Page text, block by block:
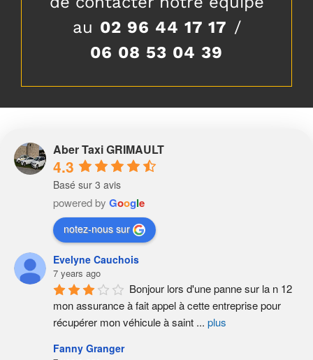
au 02 96 44 17 17 /
06 08 53 04 39
Aber Taxi GRIMAULT
4.3
Basé sur 3 avis
powered by Google
notez-nous sur
Evelyne Cauchois
7 years ago
Bonjour lors d'une panne sur la n 12
mon assurance à fait appel à cette entreprise pour
récupérer mon véhicule à saint ... plus
Fanny Granger